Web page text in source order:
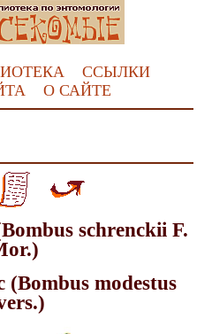
ССЫЛКИ
О САЙТЕ
schrenckii F.
modestus